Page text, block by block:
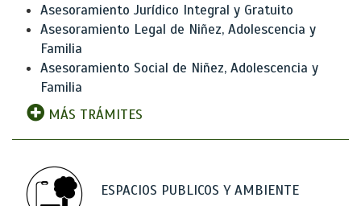
Asesoramiento Jurídico Integral y Gratuito
Asesoramiento Legal de Niñez, Adolescencia y
Familia
Asesoramiento Social de Niñez, Adolescencia y
Familia
MÁS TRÁMITES
ESPACIOS PUBLICOS Y AMBIENTE